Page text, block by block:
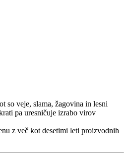
so veje, slama, žagovina in lesni
pa uresničuje izrabo virov
z več kot desetimi leti proizvodnih